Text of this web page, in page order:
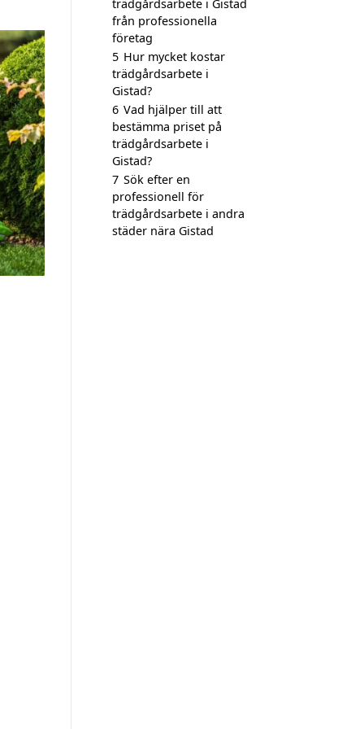
trädgårdsarbete i Gistad
från professionella
företag
5 Hur mycket kostar
trädgårdsarbete i
Gistad?
6 Vad hjälper till att
bestämma priset på
trädgårdsarbete i
Gistad?
7 Sök efter en
professionell för
trädgårdsarbete i andra
städer nära Gistad